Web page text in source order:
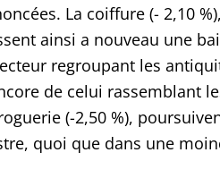
La coiffure (- 2,10
ainsi a nouveau une
regroupant les
de celui rassemblant
(-2,50 %),
quoi que dans une